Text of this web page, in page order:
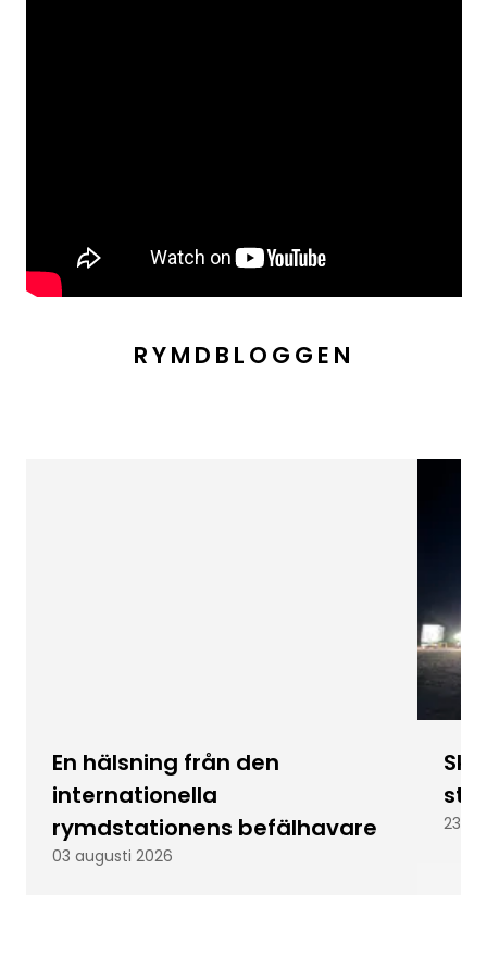
RYMDBLOGGEN
En hälsning från den
internationella
rymdstationens befälhavare
03 augusti 2026
23